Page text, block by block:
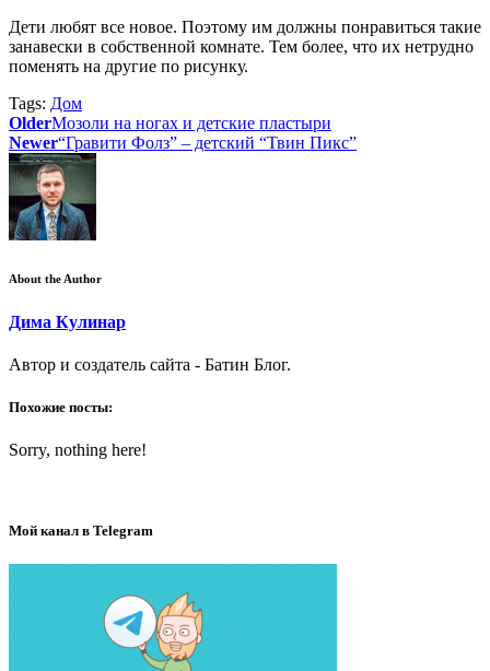
Дети любят все новое. Поэтому им должны понравиться такие
занавески в собственной комнате. Тем более, что их нетрудно
поменять на другие по рисунку.
Tags: Дом
OlderМозоли на ногах и детские пластыри
Newer“Гравити Фолз” – детский “Твин Пикс”
About the Author
Дима Кулинар
Автор и создатель сайта - Батин Блог.
Похожие посты:
Sorry, nothing here!
Мой канал в Telegram